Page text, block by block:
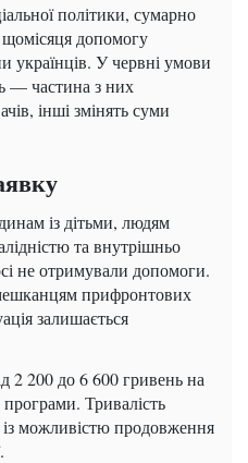
політики, сумарно
допомогу
українців. У червні умови
— частина з них
інші змінять суми
із дітьми, людям
та внутрішньо
не отримували допомоги.
прифронтових
залишається
2 200 до 6 600 гривень на
Тривалість
можливістю продовження